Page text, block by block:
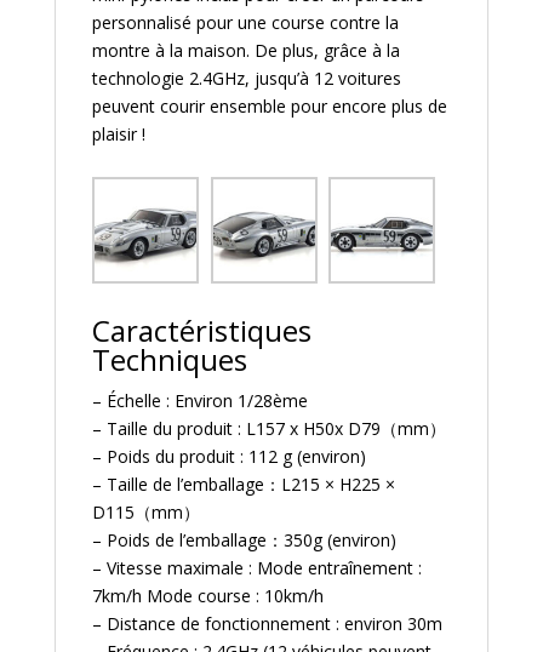
personnalisé pour une course contre la
montre à la maison. De plus, grâce à la
technologie 2.4GHz, jusqu’à 12 voitures
peuvent courir ensemble pour encore plus de
plaisir !
Caractéristiques
Techniques
– Échelle : Environ 1/28ème
– Taille du produit : L157 x H50x D79（mm）
– Poids du produit : 112 g (environ)
– Taille de l’emballage：L215 × H225 ×
D115（mm）
– Poids de l’emballage：350g (environ)
– Vitesse maximale : Mode entraînement :
7km/h Mode course : 10km/h
– Distance de fonctionnement : environ 30m